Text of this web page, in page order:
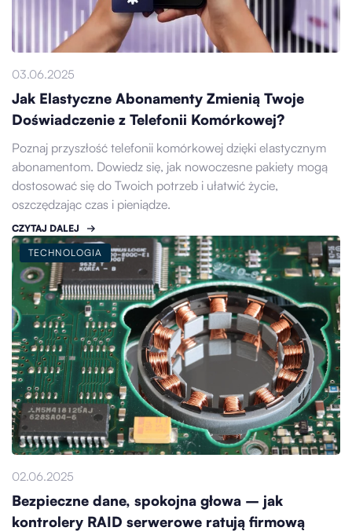
03.06.2025
Jak Elastyczne Abonamenty Zmienią Twoje
Doświadczenie z Telefonii Komórkowej?
Poznaj przyszłość telefonii komórkowej dzięki elastycznym
abonamentom. Dowiedz się, jak nowoczesne pakiety mogą
dostosować się do Twoich potrzeb i ułatwić życie,
oszczędzając czas i pieniądze.
CZYTAJ DALEJ
TECHNOLOGIA
02.06.2025
Bezpieczne dane, spokojna głowa – jak
kontrolery RAID serwerowe ratują firmową